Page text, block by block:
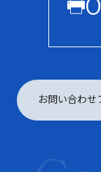
お問い合わせ